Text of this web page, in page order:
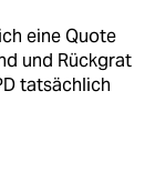
eine Quote
und Rückgrat
tatsächlich